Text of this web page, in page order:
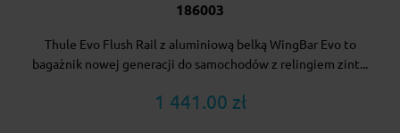
186003
Thule Evo Flush Rail z aluminiową belką WingBar Evo to
bagażnik nowej generacji do samochodów z relingiem zint...
1 441.00 zł